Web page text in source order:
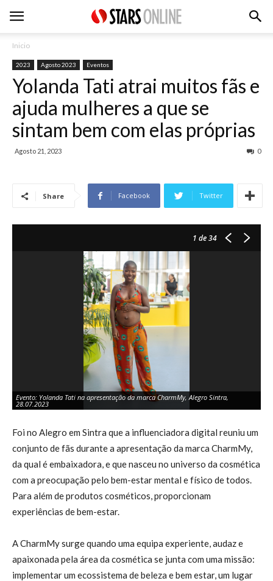
Inicio
2023 Agosto 2023 Eventos
Yolanda Tati atrai muitos fãs e
ajuda mulheres a que se
sintam bem com elas próprias
Agosto 21, 2023 0
Share Facebook Twitter
1 de 34
Evento: Yolanda Tati na apresentação da marca CharmMy, Alegro Sintra,
28.07.2023
Foi no Alegro em Sintra que a influenciadora digital reuniu um
conjunto de fãs durante a apresentação da marca CharmMy,
da qual é embaixadora, e que nasceu no universo da cosmética
com a preocupação pelo bem-estar mental e físico de todos.
Para além de produtos cosméticos, proporcionam
experiências de bem-estar.
A CharmMy surge quando uma equipa experiente, audaz e
apaixonada pela área da cosmética se junta com uma missão:
implementar um ecossistema de beleza e bem estar, um lugar